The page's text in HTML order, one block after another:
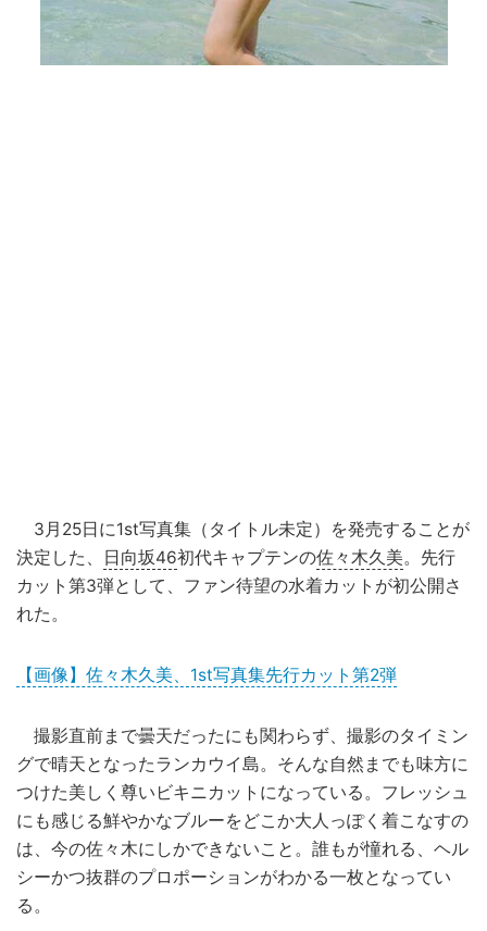
3月25日に1st写真集（タイトル未定）を発売することが
決定した、
日向坂46初代キャプテンの佐々木久美。先行
カット第3弾として、ファン待望の水着カットが初公開さ
れた。
【画像】佐々木久美、1st写真集先行カット第2弾
撮影直前まで曇天だったにも関わらず、撮影のタイミン
グで晴天となったランカウイ島。そんな自然までも味方に
つけた美しく尊いビキニカットになっている。フレッシュ
にも感じる鮮やかなブルーをどこか大人っぽく着こなすの
は、今の佐々木にしかできないこと。誰もが憧れる、ヘル
シーかつ抜群のプロポーションがわかる一枚となってい
る。